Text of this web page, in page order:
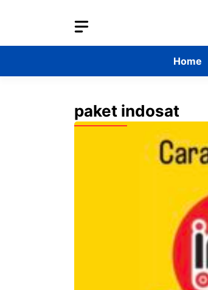
Home
paket indosat